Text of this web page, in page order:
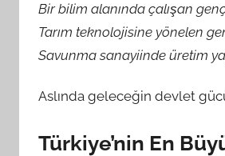
Bir bilim alanında çalışan
Tarım teknolojisine yönelen
Savunma sanayiinde üretim
Aslında geleceğin devlet
Türkiye’nin En